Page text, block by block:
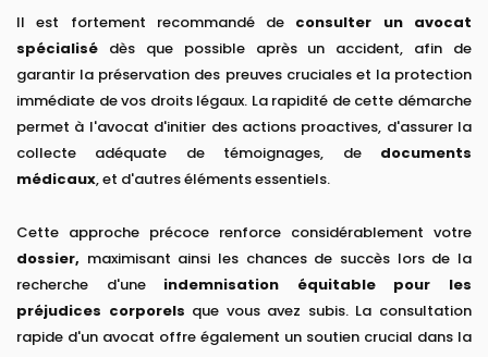
Il est fortement recommandé de consulter un avocat
spécialisé dès que possible après un accident, afin de
garantir la préservation des preuves cruciales et la protection
immédiate de vos droits légaux. La rapidité de cette démarche
permet à l'avocat d'initier des actions proactives, d'assurer la
collecte adéquate de témoignages, de documents
médicaux, et d'autres éléments essentiels.
Cette approche précoce renforce considérablement votre
dossier, maximisant ainsi les chances de succès lors de la
recherche d'une indemnisation équitable pour les
préjudices corporels que vous avez subis. La consultation
rapide d'un avocat offre également un soutien crucial dans la